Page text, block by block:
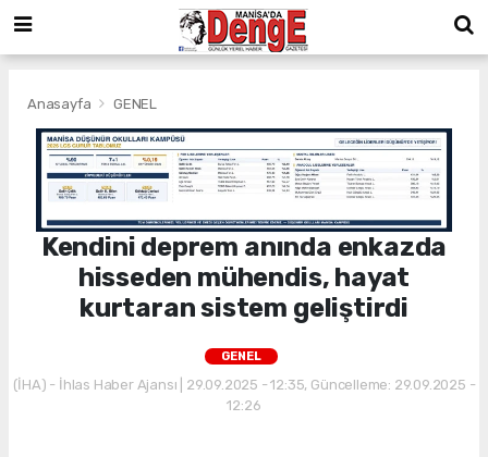
Anasayfa GENEL
Kendini deprem anında enkazda
hisseden mühendis, hayat
kurtaran sistem geliştirdi
GENEL
(İHA) - İhlas Haber Ajansı | 29.09.2025 - 12:35, Güncelleme: 29.09.2025 -
12:26